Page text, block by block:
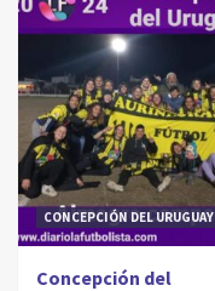
CONCEPCIÓN DEL URUGUAY
Concepción del